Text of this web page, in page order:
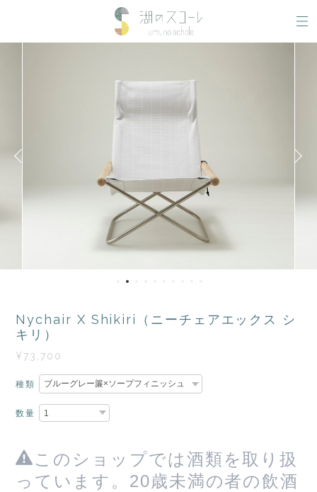
Nychair X Shikiri（ニーチェアエックス シ
キリ）
¥73,700
種類
数量
このショップでは酒類を取り扱
っています。20歳未満の者の飲酒